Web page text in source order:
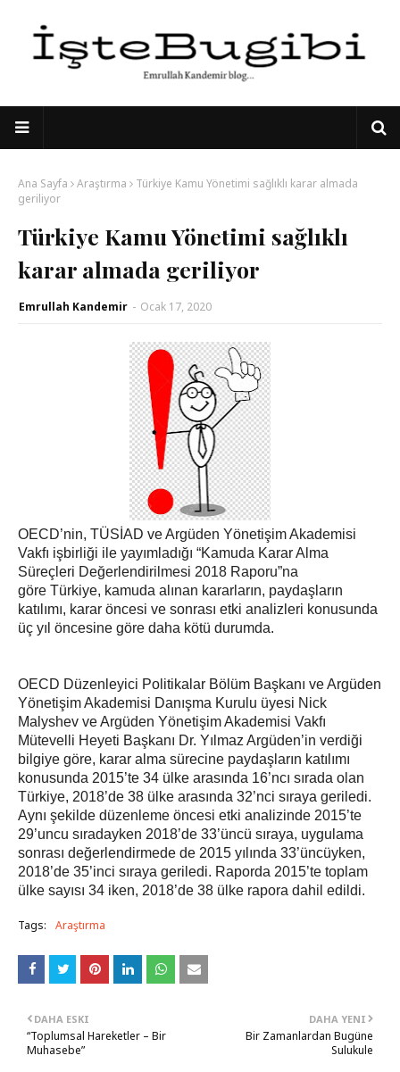
Ana Sayfa Araştırma
Türkiye Kamu Yönetimi sağlıklı karar almada
geriliyor
Türkiye Kamu Yönetimi sağlıklı
karar almada geriliyor
Emrullah Kandemir - Ocak 17, 2020
OECD’nin, TÜSİAD ve Argüden Yönetişim Akademisi
Vakfı işbirliği ile yayımladığı “Kamuda Karar Alma
Süreçleri Değerlendirilmesi 2018 Raporu”na
göre Türkiye, kamuda alınan kararların, paydaşların
katılımı, karar öncesi ve sonrası etki analizleri konusunda
üç yıl öncesine göre daha kötü durumda.
OECD Düzenleyici Politikalar Bölüm Başkanı ve Argüden
Yönetişim Akademisi Danışma Kurulu üyesi Nick
Malyshev ve Argüden Yönetişim Akademisi Vakfı
Mütevelli Heyeti Başkanı Dr. Yılmaz Argüden’in verdiği
bilgiye göre, karar alma sürecine paydaşların katılımı
konusunda 2015’te 34 ülke arasında 16’ncı sırada olan
Türkiye, 2018’de 38 ülke arasında 32’nci sıraya geriledi.
Aynı şekilde düzenleme öncesi etki analizinde 2015’te
29’uncu sıradayken 2018’de 33’üncü sıraya, uygulama
sonrası değerlendirmede de 2015 yılında 33’üncüyken,
2018’de 35’inci sıraya geriledi. Raporda 2015’te toplam
ülke sayısı 34 iken, 2018’de 38 ülke rapora dahil edildi.
Tags: Araştırma
DAHA YENI
Bir Zamanlardan Bugüne
Sulukule
DAHA ESKI
“Toplumsal Hareketler – Bir
Muhasebe”